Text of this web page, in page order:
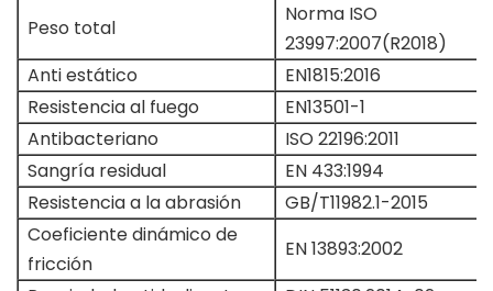
Peso total
Norma ISO
23997:2007(R2018)
Anti estático
EN1815:2016
Resistencia al fuego
EN13501-1
Antibacteriano
ISO 22196:2011
Sangría residual
EN 433:1994
Resistencia a la abrasión
GB/T11982.1-2015
Coeficiente dinámico de
fricción
EN 13893:2002